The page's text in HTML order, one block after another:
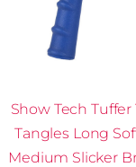
Show Tech Tuffer
Tangles Long
Medium Slicker